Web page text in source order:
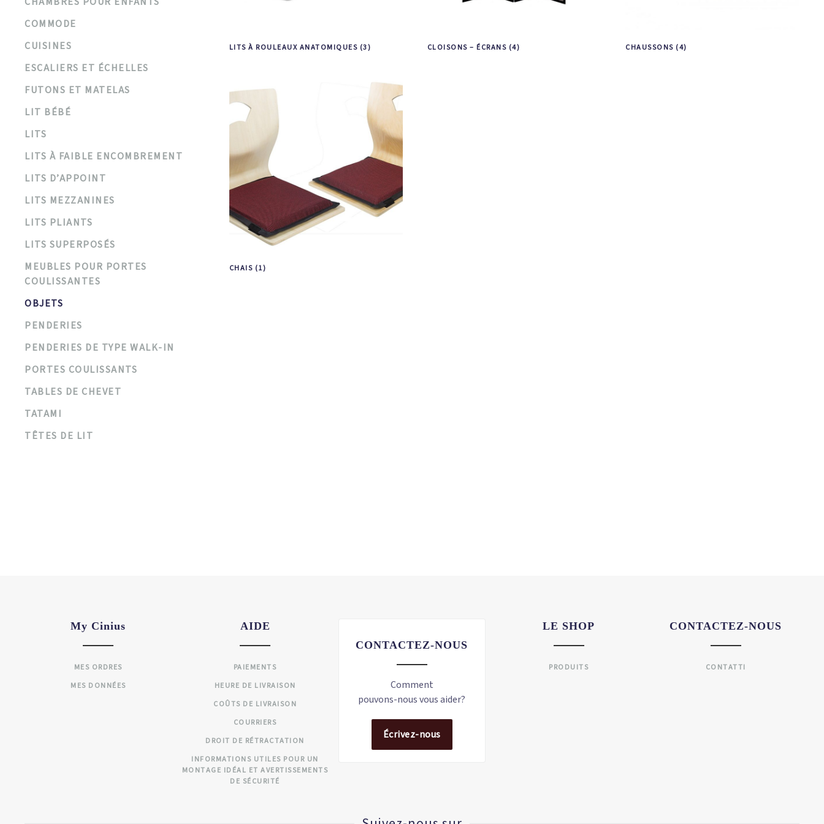
COMMODE
CUISINES
ESCALIERS ET ÉCHELLES
FUTONS ET MATELAS
LIT BÉBÉ
LITS
LITS À FAIBLE ENCOMBREMENT
LITS D’APPOINT
LITS MEZZANINES
LITS PLIANTS
LITS SUPERPOSÉS
MEUBLES POUR PORTES
COULISSANTES
OBJETS
PENDERIES
PENDERIES DE TYPE WALK-IN
PORTES COULISSANTS
TABLES DE CHEVET
TATAMI
TÊTES DE LIT
LITS À ROULEAUX ANATOMIQUES (3) CLOISONS – ÉCRANS (4) CHAUSSONS (4)
CHAIS (1)
My Cinius
MES ORDRES
MES DONNÉES
AIDE
PAIEMENTS
HEURE DE LIVRAISON
COÛTS DE LIVRAISON
COURRIERS
DROIT DE RÉTRACTATION
INFORMATIONS UTILES POUR UN
MONTAGE IDÉAL ET AVERTISSEMENTS
DE SÉCURITÉ
CONTACTEZ-NOUS
Comment
pouvons-nous vous aider?
Écrivez-nous
LE SHOP
PRODUITS
CONTACTEZ-NOUS
CONTATTI